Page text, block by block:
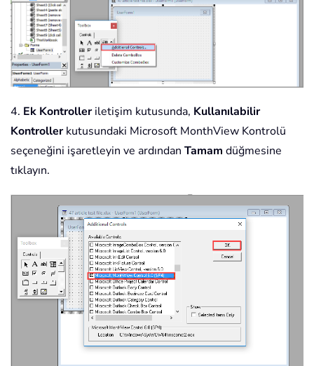
4. Ek Kontrolleriletişim kutusunda, Kullanılabilir
Kontrollerkutusundaki Microsoft MonthView Kontrolü
seçeneğini işaretleyin ve ardından Tamam düğmesine
tıklayın.